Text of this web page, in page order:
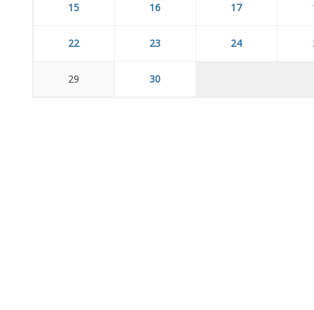
15 16 17
22 23 24
29 30